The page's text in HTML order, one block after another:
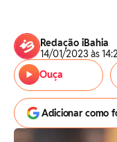
Redação iBahia
14/01/2023 às
Ouça
Adicionar como